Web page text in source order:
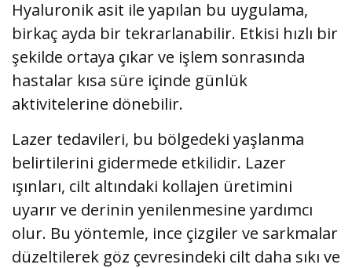
Hyaluronik asit ile yapılan bu uygulama,
birkaç ayda bir tekrarlanabilir. Etkisi hızlı bir
şekilde ortaya çıkar ve işlem sonrasında
hastalar kısa süre içinde günlük
aktivitelerine dönebilir.
Lazer tedavileri, bu bölgedeki yaşlanma
belirtilerini gidermede etkilidir. Lazer
ışınları, cilt altındaki kollajen üretimini
uyarır ve derinin yenilenmesine yardımcı
olur. Bu yöntemle, ince çizgiler ve sarkmalar
düzeltilerek göz çevresindeki cilt daha sıkı ve